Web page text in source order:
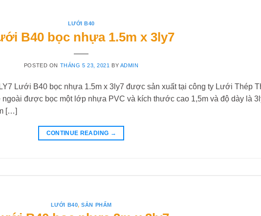
LƯỚI B40
B40 bọc nhựa 1.5m x 3ly7
POSTED ON THÁNG 5 23, 2021 BY ADMIN
Lưới B40 bọc nhựa 1.5m x 3ly7 được sản xuất tại công ty Lưới Thép
được bọc một lớp nhựa PVC và kích thước cao 1,5m và độ dày là
[…]
CONTINUE READING →
LƯỚI B40,SẢN PHẨM